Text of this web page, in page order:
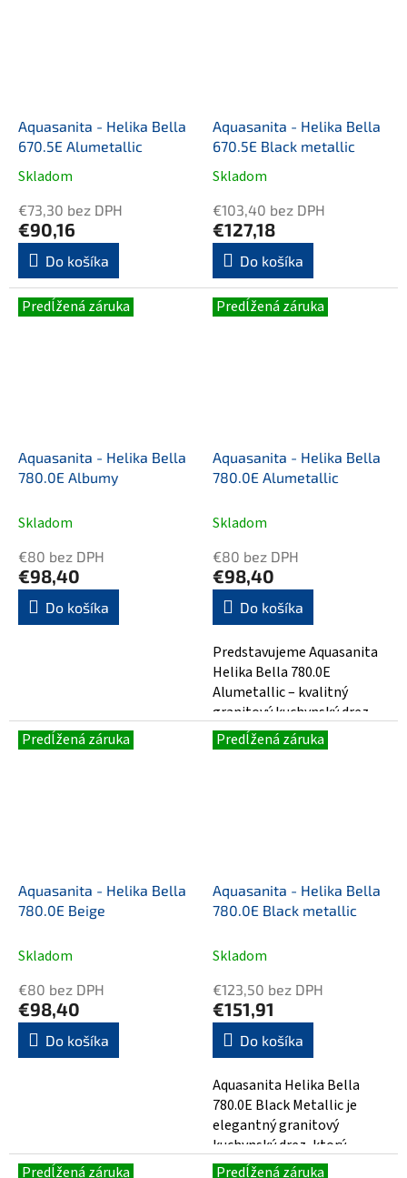
Aquasanita - Helika Bella
670.5E Alumetallic
Priemerné
hodnotenie
produktu
je
5,0
z
5
hviezdičiek.
Skladom
€73,30 bez DPH
€90,16
Do košíka
Aquasanita - Helika Bella
670.5E Black metallic
Priemerné
hodnotenie
produktu
je
5,0
z
5
hviezdičiek.
Skladom
€103,40 bez DPH
€127,18
Do košíka
Predĺžená záruka
Aquasanita - Helika Bella
780.0E Albumy
Skladom
€80 bez DPH
€98,40
Do košíka
Predĺžená záruka
Aquasanita - Helika Bella
780.0E Alumetallic
Skladom
€80 bez DPH
€98,40
Do košíka
Predstavujeme Aquasanita
Helika Bella 780.0E
Alumetallic – kvalitný
granitový kuchynský drez
spájajúci moderný dizajn a
vysokú funkčnosť....
Predĺžená záruka
Aquasanita - Helika Bella
780.0E Beige
Skladom
€80 bez DPH
€98,40
Do košíka
Predĺžená záruka
Aquasanita - Helika Bella
780.0E Black metallic
Skladom
€123,50 bez DPH
€151,91
Do košíka
Aquasanita Helika Bella
780.0E Black Metallic je
elegantný granitový
kuchynský drez, ktorý
kombinuje moderný dizajn a
Predĺžená záruka Predĺžená záruka